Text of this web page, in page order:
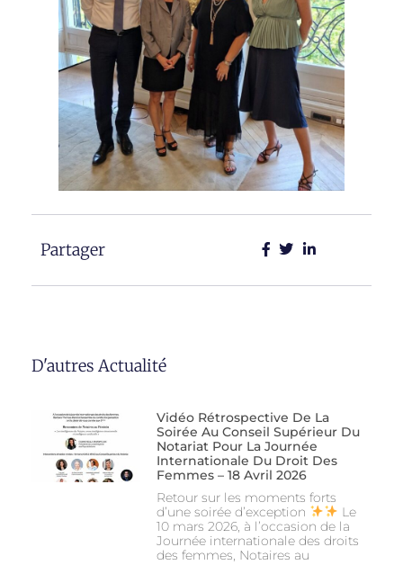
Partager
D'autres Actualité
Vidéo Rétrospective De La
Soirée Au Conseil Supérieur Du
Notariat Pour La Journée
Internationale Du Droit Des
Femmes – 18 Avril 2026
Retour sur les moments forts
d’une soirée d’exception
Le
10 mars 2026, à l’occasion de la
Journée internationale des droits
des femmes, Notaires au